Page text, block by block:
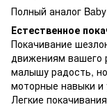
Полный аналог
Естественное
Покачивание
движениям вашего
малышу радость,
моторные навыки и
Легкие